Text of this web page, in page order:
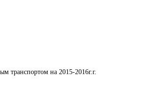
транспортом на 2015-2016г.г.